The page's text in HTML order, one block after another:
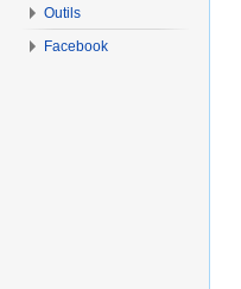
Outils
Facebook